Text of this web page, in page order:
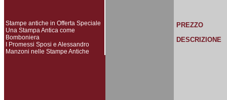
Stampe antiche in Offerta Speciale
Una Stampa Antica come
Bomboniera
I Promessi Sposi e Alessandro
Manzoni nelle Stampe Antiche
PREZZO
DESCRIZIONE